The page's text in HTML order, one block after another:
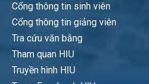
Cổng thông tin sinh viên
Cổng thông tin giảng viên
Tra cứu văn bằng
Tham quan HIU
Truyền hình HIU